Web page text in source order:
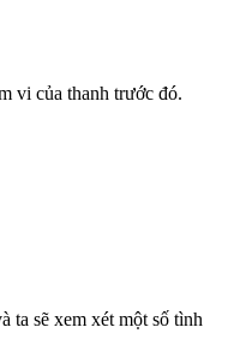
vi của thanh trước đó.
ta sẽ xem xét một số tình